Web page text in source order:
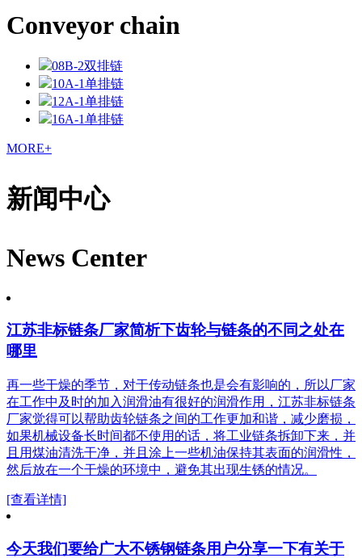
Conveyor chain
08B-2双排链
10A-1单排链
12A-1单排链
16A-1单排链
MORE+
新闻中心
News Center
江苏非标链条厂家简析下齿轮与链条的不同之处在
哪里
再一些干燥的季节，对于传动链条也是会有影响的，所以厂家
在工作中及时的加入润滑油有很好的润滑作用，江苏非标链条
厂家觉得可以帮助齿轮链条之间的工作更加和谐，减少磨损，
如果机械设备长时间都不使用的话，将工业链条拆卸下来，并
且用煤油清洗干净，并且涂上一些机油保持其表面的润滑性，
然后放在一个干燥的环境中，避免其出现生锈的情况。
[查看详情]
今天我们要给广大不锈钢链条用户分享一下有关于